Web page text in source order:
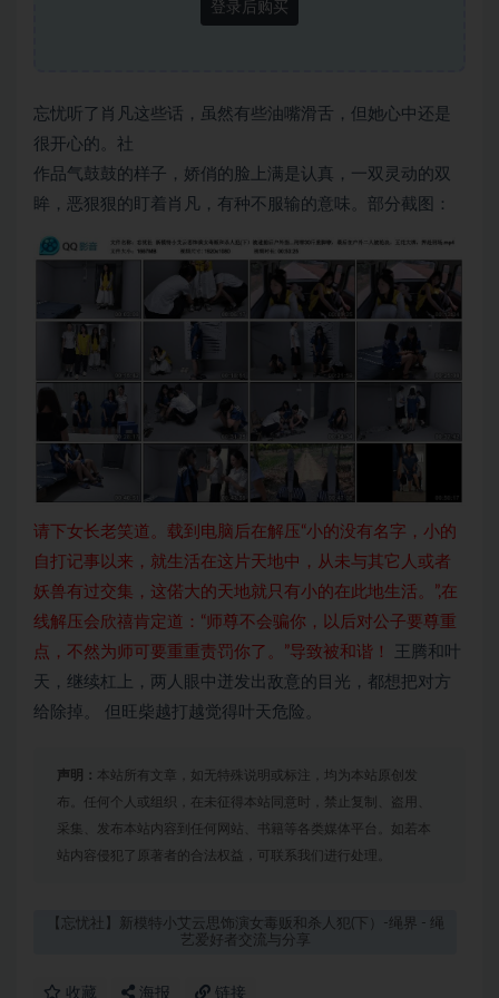
登录后购买
忘忧听了肖凡这些话，虽然有些油嘴滑舌，但她心中还是
很开心的。社
作品气鼓鼓的样子，娇俏的脸上满是认真，一双灵动的双
眸，恶狠狠的盯着肖凡，有种不服输的意味。部分截图：
请下女长老笑道。载到电脑后在解压“小的没有名字，小的
自打记事以来，就生活在这片天地中，从未与其它人或者
妖兽有过交集，这偌大的天地就只有小的在此地生活。”,在
线解压会欣禧肯定道：“师尊不会骗你，以后对公子要尊重
点，不然为师可要重重责罚你了。”导致被和谐！
王腾和叶
天，继续杠上，两人眼中迸发出敌意的目光，都想把对方
给除掉。 但旺柴越打越觉得叶天危险。
声明： 本站所有文章，如无特殊说明或标注，均为本站原创发
布。任何个人或组织，在未征得本站同意时，禁止复制、盗用、
采集、发布本站内容到任何网站、书籍等各类媒体平台。如若本
站内容侵犯了原著者的合法权益，可联系我们进行处理。
【忘忧社】新模特小艾云思饰演女毒贩和杀人犯(下）-绳界 - 绳
艺爱好者交流与分享
收藏 海报 链接